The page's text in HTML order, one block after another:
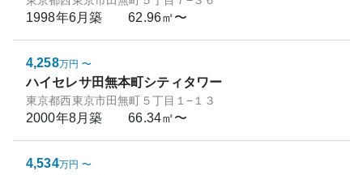
1998年6月築 62.96㎡〜
4,258万円 〜
ハイセレサ田無本町シティタワー
東京都西東京市田無町５丁目１−１３
2000年8月築 66.34㎡〜
4,534万円 〜